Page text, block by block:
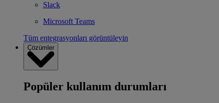
Slack
Microsoft Teams
Tüm entegrasyonları görüntüleyin
Çözümler
Popüler kullanım durumları